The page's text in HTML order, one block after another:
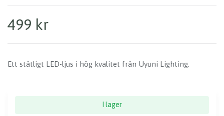
499 kr
Ett ståtligt LED-ljus i hög kvalitet från Uyuni Lighting.
I lager